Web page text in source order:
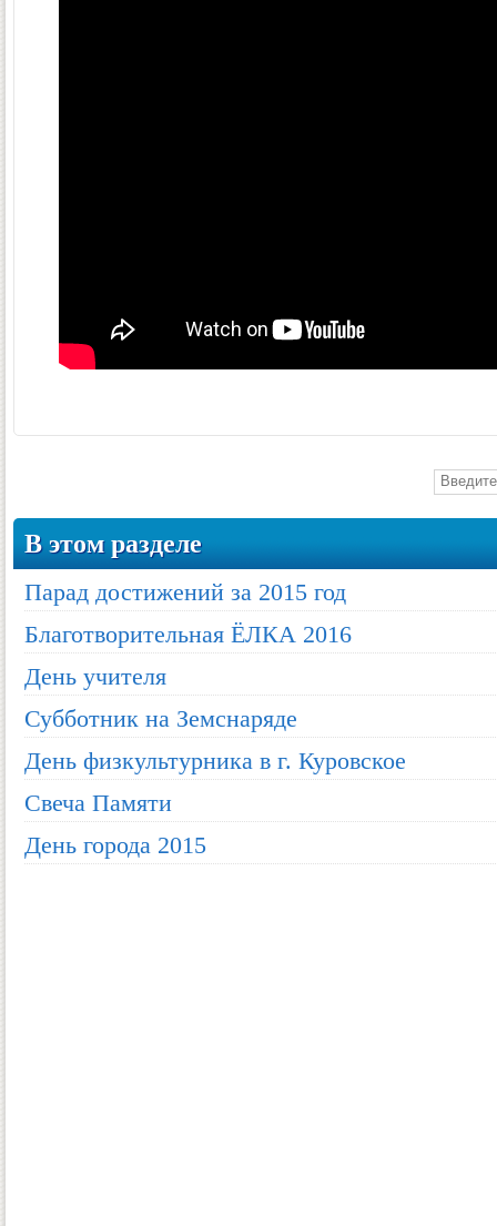
В этом разделе
Парад достижений за 2015 год
Благотворительная ЁЛКА 2016
День учителя
Субботник на Земснаряде
День физкультурника в г. Куровское
Свеча Памяти
День города 2015